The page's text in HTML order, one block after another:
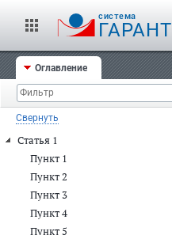
cистема
ГАРАНТ
Оглавление
Свернуть
Статья 1
Пункт 1
Пункт 2
Пункт 3
Пункт 4
Пункт 5